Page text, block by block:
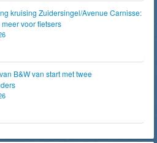
kruising Zuidersingel/Avenue Carnisse:
voor fietsers
B&W van start met twee